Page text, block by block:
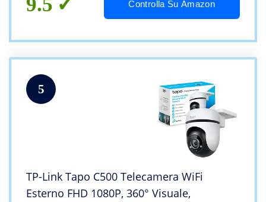
Controlla Su Amazon
5
TP-Link Tapo C500 Telecamera WiFi
Esterno FHD 1080P, 360° Visuale,